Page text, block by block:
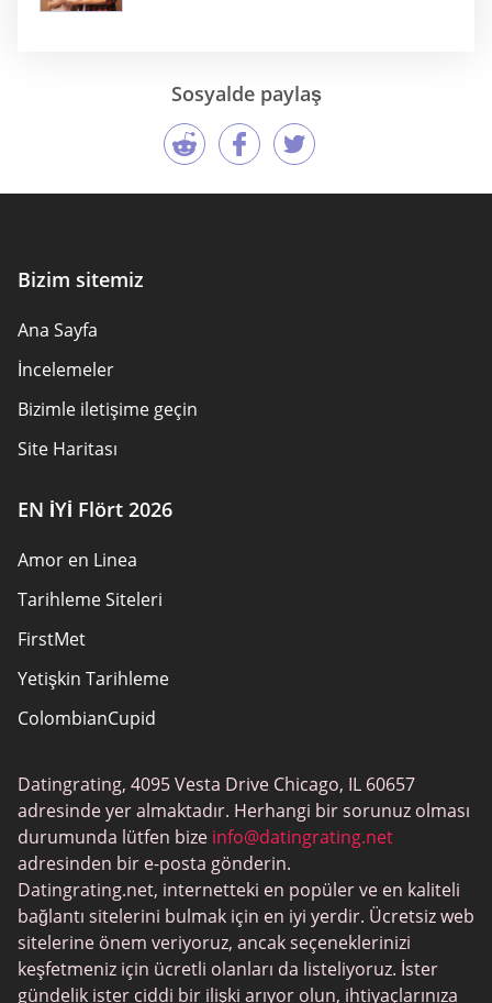
Sosyalde paylaş
Bizim sitemiz
Ana Sayfa
İncelemeler
Bizimle iletişime geçin
Site Haritası
EN İYİ Flört 2026
Amor en Linea
Tarihleme Siteleri
FirstMet
Yetişkin Tarihleme
ColombianCupid
MeetMindful
BDSM Flört
BBPeopleMeet
Şeker Baba Siteleri
JPeopleMeet
Trans Tarihleme
Datingrating, 4095 Vesta Drive Chicago, IL 60657
adresinde yer almaktadır. Herhangi bir sorunuz olması
durumunda lütfen bize info@datingrating.net
adresinden bir e-posta gönderin.
Datingrating.net, internetteki en popüler ve en kaliteli
bağlantı sitelerini bulmak için en iyi yerdir. Ücretsiz web
sitelerine önem veriyoruz, ancak seçeneklerinizi
keşfetmeniz için ücretli olanları da listeliyoruz. İster
gündelik ister ciddi bir ilişki arıyor olun, ihtiyaçlarınıza